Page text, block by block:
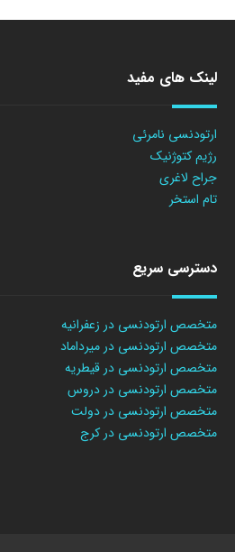
لینک های مفید
ارتودنسی نامرئی
رژیم کتوژنیک
جراح لاغری
تام استخر
دسترسی سریع
متخصص ارتودنسی در زعفرانیه
متخصص ارتودنسی در میرداماد
متخصص ارتودنسی در قیطریه
متخصص ارتودنسی در دروس
متخصص ارتودنسی در دولت
متخصص ارتودنسی در کرج